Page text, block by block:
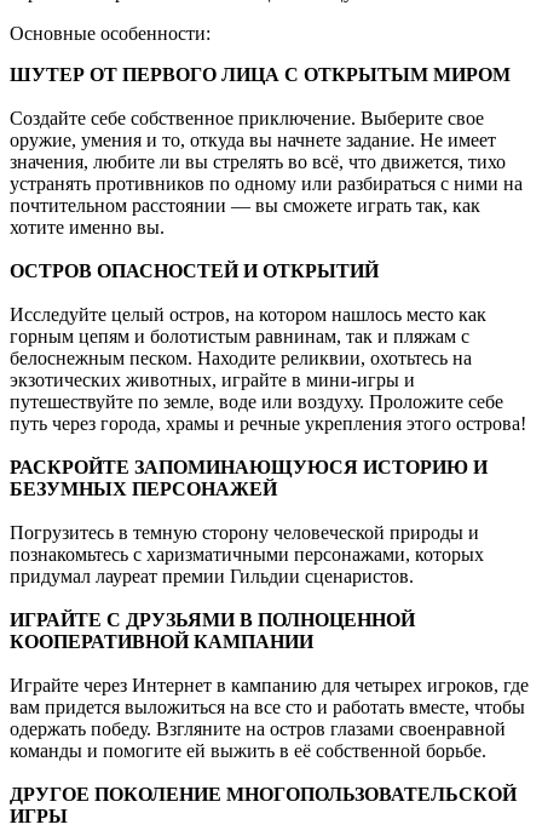
Основные особенности:
ШУТЕР ОТ ПЕРВОГО ЛИЦА С ОТКРЫТЫМ МИРОМ
Создайте себе собственное приключение. Выберите свое
оружие, умения и то, откуда вы начнете задание. Не имеет
значения, любите ли вы стрелять во всё, что движется, тихо
устранять противников по одному или разбираться с ними на
почтительном расстоянии — вы сможете играть так, как
хотите именно вы.
ОСТРОВ ОПАСНОСТЕЙ И ОТКРЫТИЙ
Исследуйте целый остров, на котором нашлось место как
горным цепям и болотистым равнинам, так и пляжам с
белоснежным песком. Находите реликвии, охотьтесь на
экзотических животных, играйте в мини-игры и
путешествуйте по земле, воде или воздуху. Проложите себе
путь через города, храмы и речные укрепления этого острова!
РАСКРОЙТЕ ЗАПОМИНАЮЩУЮСЯ ИСТОРИЮ И
БЕЗУМНЫХ ПЕРСОНАЖЕЙ
Погрузитесь в темную сторону человеческой природы и
познакомьтесь с харизматичными персонажами, которых
придумал лауреат премии Гильдии сценаристов.
ИГРАЙТЕ С ДРУЗЬЯМИ В ПОЛНОЦЕННОЙ
КООПЕРАТИВНОЙ КАМПАНИИ
Играйте через Интернет в кампанию для четырех игроков, где
вам придется выложиться на все сто и работать вместе, чтобы
одержать победу. Взгляните на остров глазами своенравной
команды и помогите ей выжить в её собственной борьбе.
ДРУГОЕ ПОКОЛЕНИЕ МНОГОПОЛЬЗОВАТЕЛЬСКОЙ
ИГРЫ